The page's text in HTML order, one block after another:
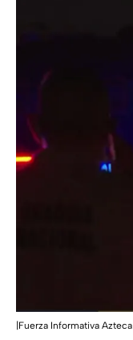
|Fuerza Informativa Azteca